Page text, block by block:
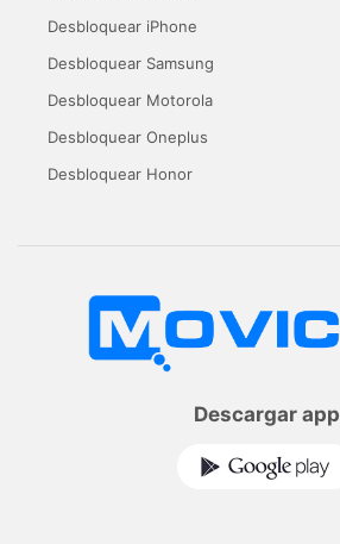
Desbloquear iPhone
Desbloquear Samsung
Desbloquear Motorola
Desbloquear Oneplus
Desbloquear Honor
Descargar app